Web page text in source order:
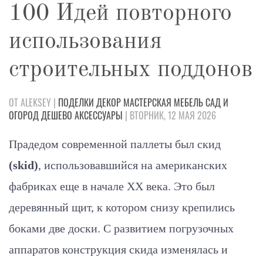
100 Идей повторного
использования
строительных поддонов
ОТ ALEKSEY | ПОДЕЛКИ ДЕКОР МАСТЕРСКАЯ МЕБЕЛЬСАД И
ОГОРОДДЕШЕВО АКСЕССУАРЫ | ВТОРНИК, 12 МАЯ 2026
Прадедом современной паллеты был скид
(skid), использовавшийся на американских
фабриках еще в начале ХХ века. Это был
деревянный щит, к котором снизу крепились
боками две доски. С развитием погрузочных
аппаратов конструкция скида изменялась и